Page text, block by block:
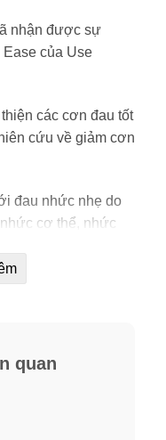
nhận được sự
Ease của Use
các cơn đau tốt
cứu về giảm cơn
đau nhức nhẹ do
cơ thể, nhức
quan